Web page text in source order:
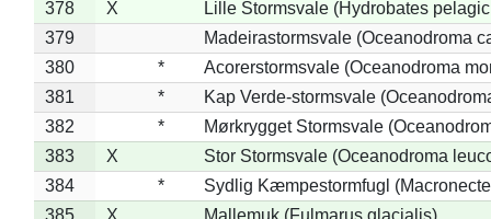
378
X
Lille Stormsvale (Hydrobates
379
Madeirastormsvale (Oceanodroma
380
*
Acorerstormsvale (Oceanodroma
381
*
Kap Verde-stormsvale
382
*
Mørkrygget Stormsvale
383
X
Stor Stormsvale (Oceanodroma
384
*
Sydlig Kæmpestormfugl
385
X
Mallemuk (Fulmarus glacialis)